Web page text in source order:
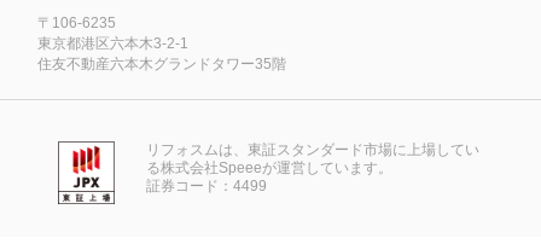
〒106-6235
東京都港区六本木3-2-1
住友不動産六本木グランドタワー35階
リフォスムは、東証スタンダード市場に上場してい
る株式会社Speeeが運営しています。
証券コード：4499